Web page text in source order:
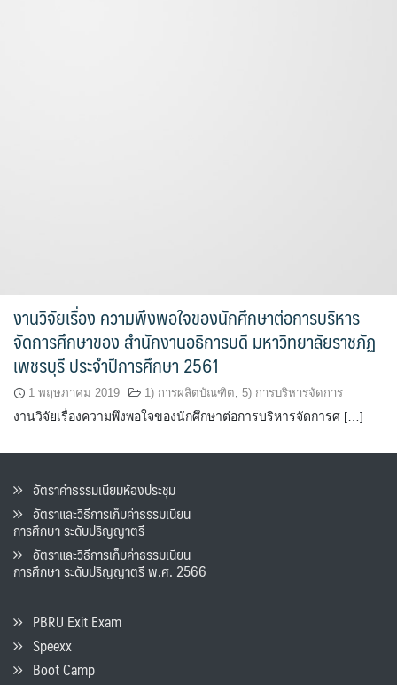
งานวิจัยเรื่อง ความพึงพอใจของนักศึกษาต่อการบริหาร
จัดการศึกษาของ สำนักงานอธิการบดี มหาวิทยาลัยราชภัฏ
เพชรบุรี ประจำปีการศึกษา 2561
1 พฤษภาคม 2019 1) การผลิตบัณฑิต, 5) การบริหารจัดการ
งานวิจัยเรื่องความพึงพอใจของนักศึกษาต่อการบริหารจัดการศ […]
อัตราค่าธรรมเนียมห้องประชุม
อัตราและวิธีการเก็บค่าธรรมเนียน
การศึกษา ระดับปริญญาตรี
อัตราและวิธีการเก็บค่าธรรมเนียน
การศึกษา ระดับปริญญาตรี พ.ศ. 2566
PBRU Exit Exam
Speexx
Boot Camp